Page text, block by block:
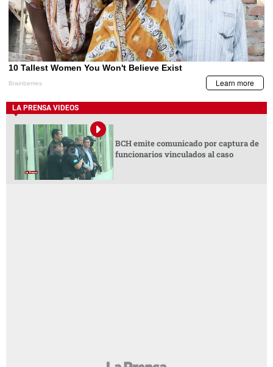
LA PRENSA VIDEOS
BCH emite comunicado por captura de
funcionarios vinculados al caso